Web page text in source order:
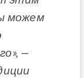
можем
—